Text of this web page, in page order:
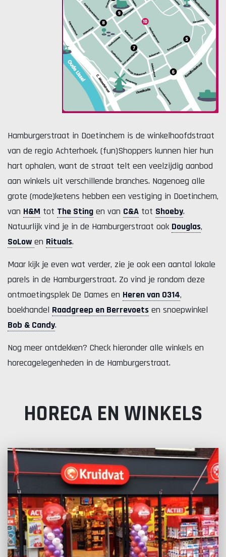
Hamburgerstraat in Doetinchem is de winkelhoofdstraat
van de regio Achterhoek. (fun)Shoppers kunnen hier hun
hart ophalen, want de straat telt een veelzijdig aanbod
aan winkels uit verschillende branches. Nagenoeg alle
grote (mode)ketens hebben een vestiging in Doetinchem,
van H&M tot The Sting en van C&A tot Shoeby.
Natuurlijk vind je in de Hamburgerstraat ook Douglas,
SoLow en Rituals.
Maar kijk je even wat verder, zie je ook een aantal lokale
parels in de Hamburgerstraat. Zo vind je rondom deze
ontmoetingsplek De Dames en Heren van 0314,
boekhandel Raadgreep en Berrevoets en snoepwinkel
Bob & Candy.
Nog meer ontdekken? Check hieronder alle winkels en
horecagelegenheden in de Hamburgerstraat.
HORECA EN WINKELS